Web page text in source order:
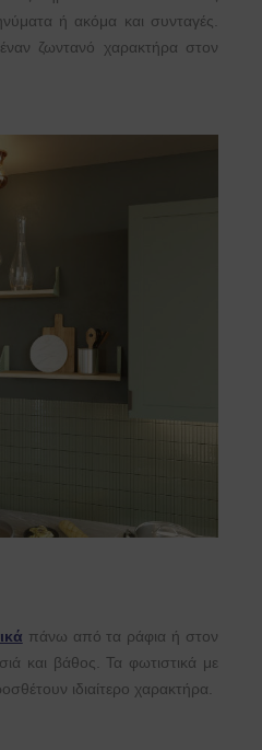
ή ακόμα και συνταγές.
έναν ζωντανό χαρακτήρα στον
πάνω από τα ράφια ή στον
και βάθος. Τα φωτιστικά με
ιδιαίτερο χαρακτήρα.